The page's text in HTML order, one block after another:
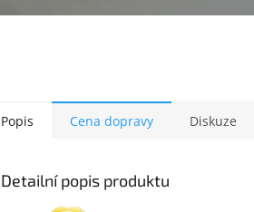
Popis Cena dopravy Diskuze
Detailní popis produktu